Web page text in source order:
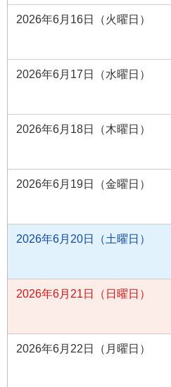
2026年6月16日（火曜日）
2026年6月17日（水曜日）
2026年6月18日（木曜日）
2026年6月19日（金曜日）
2026年6月20日（土曜日）
2026年6月21日（日曜日）
2026年6月22日（月曜日）